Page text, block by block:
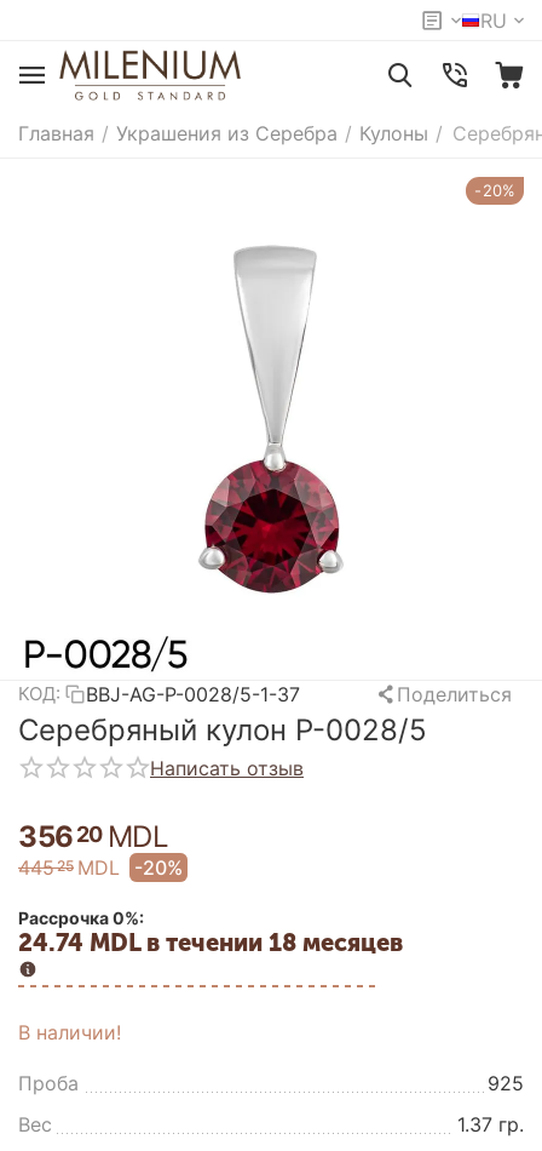
RU
Главная / Украшения из Серебра / Кулоны /
-20%
КОД: BBJ-AG-P-0028/5-1-37 Поделиться
Серебряный кулон P-0028/5
Написать отзыв
35620 MDL
44525 MDL -20%
Рассрочка 0%:
24.74 MDL в течении 18 месяцев
В наличии!
Проба
925
Вес
1.37 гр.